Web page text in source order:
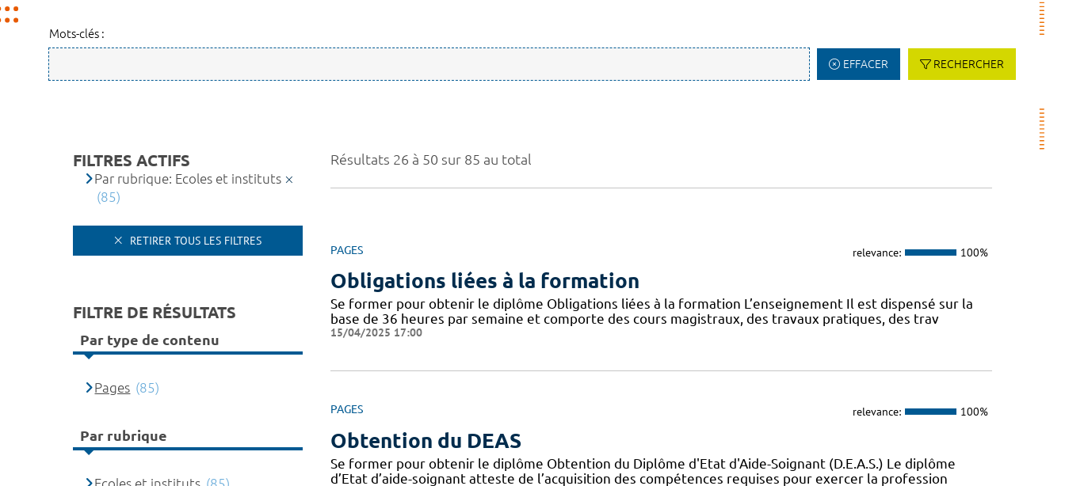
Mots-clés :
EFFACER RECHERCHER
Résultats 26 à 50 sur 85 au total
PAGES relevance: 100%
Obligations liées à la formation
Se former pour obtenir le diplôme Obligations liées à la formation L’enseignement Il est dispensé sur la
base de 36 heures par semaine et comporte des cours magistraux, des travaux pratiques, des trav
15/04/2025 17:00
PAGES relevance: 100%
Obtention du DEAS
Se former pour obtenir le diplôme Obtention du Diplôme d'Etat d'Aide-Soignant (D.E.A.S.) Le diplôme
d’Etat d’aide-soignant atteste de l’acquisition des compétences requises pour exercer la profession
FILTRES ACTIFS
Par rubrique: Ecoles et instituts
(85)
RETIRER TOUS LES FILTRES
FILTRE DE RÉSULTATS
Par type de contenu
Pages (85)
Par rubrique